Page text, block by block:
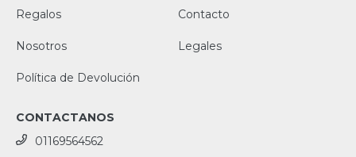
Regalos Contacto
Nosotros Legales
Política de Devolución
CONTACTANOS
01169564562